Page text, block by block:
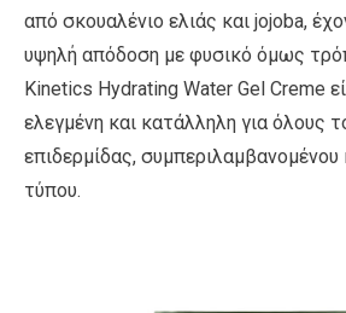
από σκουαλένιο ελιάς και jojoba,
υψηλή απόδοση με φυσικό όμως
Kinetics Hydrating Water Gel Creme
ελεγμένη και κατάλληλη για όλους
επιδερμίδας, συμπεριλαμβανομένου
τύπου.